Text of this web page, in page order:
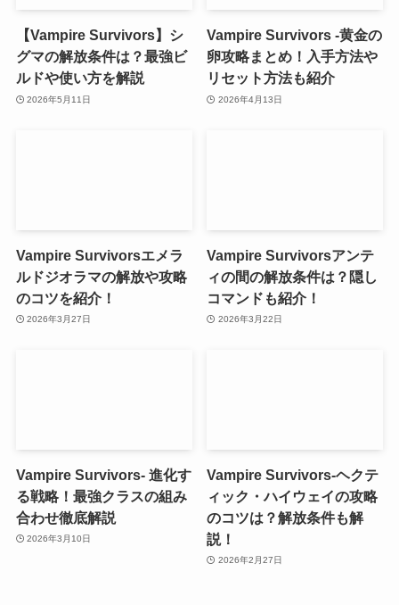
【Vampire Survivors】シ
グマの解放条件は？最強ビ
ルドや使い方を解説
2026年5月11日
Vampire Survivors -黄金の
卵攻略まとめ！入手方法や
リセット方法も紹介
2026年4月13日
Vampire Survivorsエメラ
ルドジオラマの解放や攻略
のコツを紹介！
2026年3月27日
Vampire Survivorsアンテ
ィの間の解放条件は？隠し
コマンドも紹介！
2026年3月22日
Vampire Survivors- 進化す
る戦略！最強クラスの組み
合わせ徹底解説
2026年3月10日
Vampire Survivors-ヘクテ
ィック・ハイウェイの攻略
のコツは？解放条件も解
説！
2026年2月27日